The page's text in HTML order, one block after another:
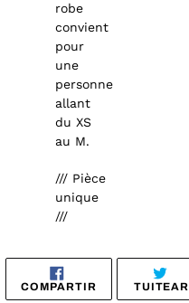
robe
convient
pour
une
personne
allant
du XS
au M.
/// Pièce
unique
///
COMPARTIRCOMPARTIR
TUITEAR